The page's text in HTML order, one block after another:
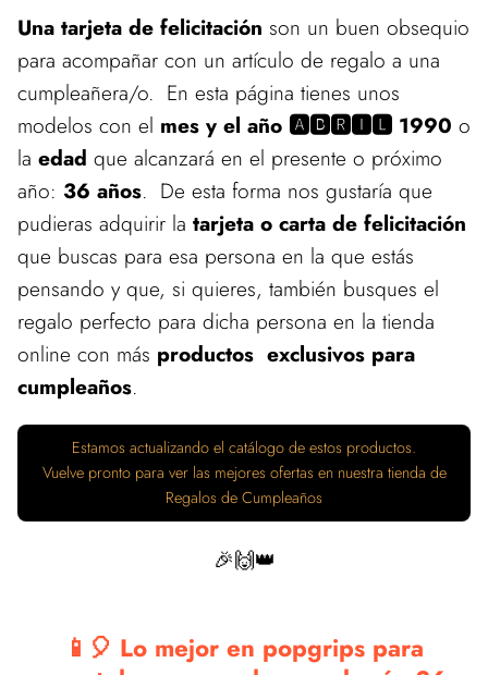
Una tarjeta de felicitación son un buen obsequio
para acompañar con un artículo de regalo a una
cumpleañera/o. En esta página tienes unos
modelos con el mes y el año 🅰🅱🆁🅸🅻 1990 o
la edad que alcanzará en el presente o próximo
año: 36 años. De esta forma nos gustaría que
pudieras adquirir la tarjeta o carta de felicitación
que buscas para esa persona en la que estás
pensando y que, si quieres, también busques el
regalo perfecto para dicha persona en la tienda
online con más productos exclusivos para
cumpleaños.
Estamos actualizando el catálogo de estos productos.
Vuelve pronto para ver las mejores ofertas en nuestra tienda de
Regalos de Cumpleaños
🎉🙌👑
📱🎈 Lo mejor en popgrips para